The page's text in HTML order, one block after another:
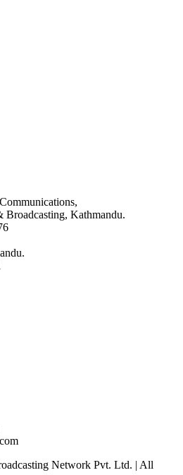
Kathmandu.
Network Pvt. Ltd. | All